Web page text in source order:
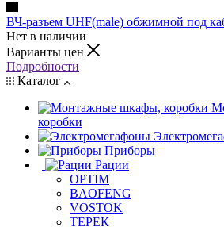
ВЧ-разъем UHF(male) обжимной под
Нет в наличии
Варианты цен
Подробности
Каталог
коробки
Приборы
Рации
OPTIM
BAOFENG
VOSTOK
ТЕРЕК